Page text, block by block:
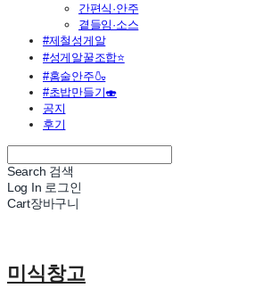
간편식·안주
곁들임·소스
#제철성게알
#성게알꿀조합⭐
#홈술안주🍶
#초밥만들기🍣
공지
후기
Search 검색
Log In 로그인
Cart장바구니
미식창고